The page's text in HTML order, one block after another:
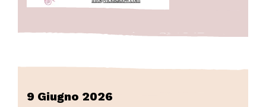
9 Giugno 2026